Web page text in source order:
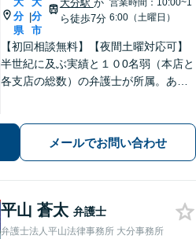
分
県
|分
市
大分駅 か
ら徒歩7分
営業時間：10:00~1
6:00（土曜日）
【初回相談無料】【夜間土曜対応可】
半世紀に及ぶ実績と１０0名弱（本店と
各支店の総数）の弁護士が所属。あな
務等に、的確に対処できる弁護士が迅
速な解決を目指します。
メールでお問い合わせ
平山 蒼太 弁護士
弁護士法人平山法律事務所 大分事務所